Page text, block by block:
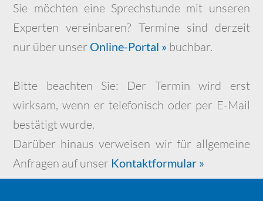
Sie möchten eine Sprechstunde mit unseren
Experten vereinbaren? Termine sind derzeit
nur über unser Online-Portal » buchbar.
Bitte beachten Sie: Der Termin wird erst
wirksam, wenn er telefonisch oder per E-Mail
bestätigt wurde.
Darüber hinaus verweisen wir für allgemeine
Anfragen auf unser Kontaktformular »